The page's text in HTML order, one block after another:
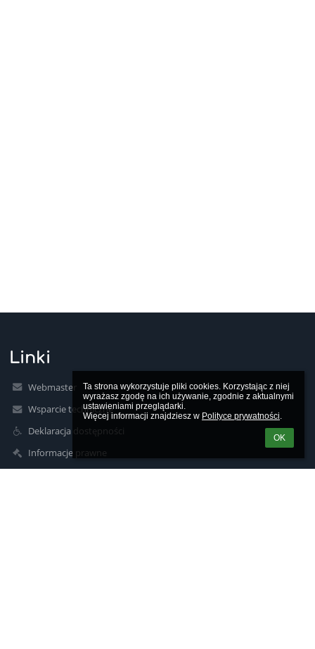
Ta strona wykorzystuje pliki cookies. Korzystając z niej
wyrażasz zgodę na ich używanie, zgodnie z aktualnymi
ustawieniami przeglądarki.
Więcej informacji znajdziesz w Polityce prywatności.
OK
Linki
Webmaster
Wsparcie techniczne
Deklaracja dostępności
Informacje prawne